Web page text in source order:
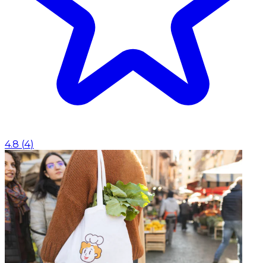
4.8 (4)